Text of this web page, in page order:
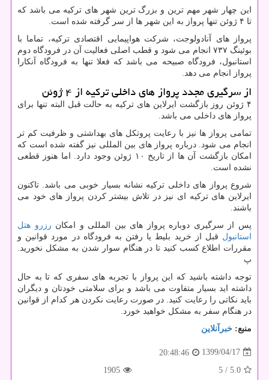
این چهار شهر مهم ترین و بزرگ ترین شهر های ترکیه می باشد که
تا ۴ ژوئن تنها پرواز به این شهر ها از سر گرفته شده است.
پرواز های آنادولوجت، شرکت هواپیمایی اقتصادی ترکیه، تماما با
بوئینگ ۷۳۷ انجام می شود و قطب اصلی فعالیت آن در فرودگاه دوم
استانبول، فرودگاه صبیحه می باشد که فعلا تنها به فرودگاه آنکارا
پرواز انجام می دهد.
از سرگیری مجدد پرواز های داخلی ترکیه از ۴ ژوئن
۴ ژوئن روز بازگشت ایرلاین های ترکیه به حالت قبل البته تنها برای
پرواز های داخلی می باشد.
تمامی پرواز ها نیز با رعایت پروتکل های بهداشتی و ظرفیت کم تر
انجام می شود. درباره پرواز های بین المللی نیز گفته شده است که
امکان بازگشت آن ها از تاریخ ۱۰ ژوئن وجود دارد. اما هنوز قطعی
نشده است.
شروع پرواز های داخلی ترکیه نشانه بسیار خوبی می باشد. تاکنون
ایرلاین های ترکیه ای نیز در تلاش بیشتر کردن پرواز های خود می
باشند.
پس از سرگیری دوباره پرواز های بین المللی و امکان رزرو هتل
استانبول قبل از خرید بلیط یا رفتن به فرودگاه در مورد قوانین و
مقررات اطلاع کسب کنید تا در هنگام سوار شدن به مشکل نخورید.
پ
توجه داشته باشید که این پرواز با تجربه های سفری که تا به حال
داشته اید بسیار متفاوت می باشد و برای سلامتی خودتان و دیگران
باید نکاتی را رعایت کنید. در صورت رعایت نکردن هر کدام از قوانین
در هنگام سفر به مشکل خواهید خورد.
منبع: خبرآنلاین
1399/04/17
20:48:46
5.0
/ 5
1905